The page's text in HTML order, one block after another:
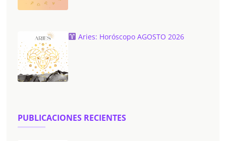
Aries: Horóscopo AGOSTO 2026
PUBLICACIONES RECIENTES